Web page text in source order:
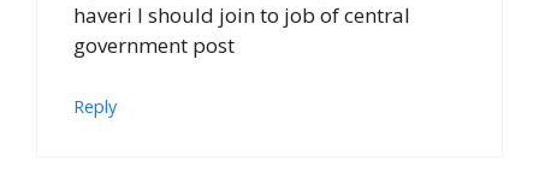
haveri I should join to job of central
government post
Reply